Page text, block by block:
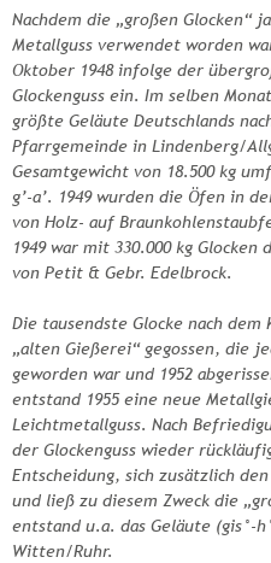
Nachdem die „großen Glocken“
Metallguss verwendet worden
Oktober 1948 infolge der
Glockenguss ein. Im selben
größte Geläute Deutschlands
Pfarrgemeinde in Lindenberg/
Gesamtgewicht von 18.500 kg
g’-a’. 1949 wurden die Öfen in
von Holz- auf
1949 war mit 330.000 kg
von Petit & Gebr. Edelbrock.
Die tausendste Glocke nach
„alten Gießerei“ gegossen, die
geworden war und 1952
entstand 1955 eine neue
Leichtmetallguss. Nach
der Glockenguss wieder
Entscheidung, sich zusätzlich
und ließ zu diesem Zweck die
entstand u.a. das Geläute (gis°-
Witten/Ruhr.